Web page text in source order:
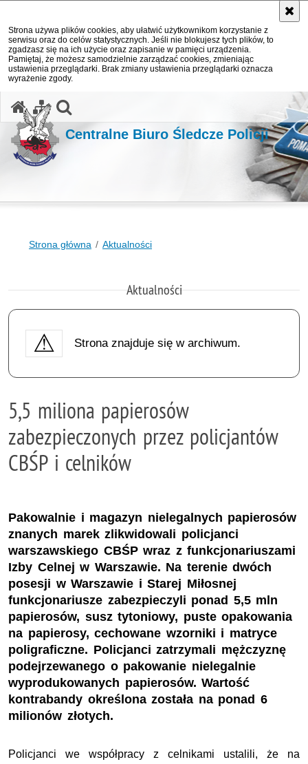
Strona używa plików cookies, aby ułatwić użytkownikom korzystanie z
serwisu oraz do celów statystycznych. Jeśli nie blokujesz tych plików, to
zgadzasz się na ich użycie oraz zapisanie w pamięci urządzenia.
Pamiętaj, że możesz samodzielnie zarządzać cookies, zmieniając
ustawienia przeglądarki. Brak zmiany ustawienia przeglądarki oznacza
wyrażenie zgody.
Centralne Biuro Śledcze Policji
Strona główna Aktualności
Aktualności
Strona znajduje się w archiwum.
5,5 miliona papierosów
zabezpieczonych przez policjantów
CBŚP i celników
Pakowalnie i magazyn nielegalnych papierosów
znanych marek zlikwidowali policjanci
warszawskiego CBŚP wraz z funkcjonariuszami
Izby Celnej w Warszawie. Na terenie dwóch
posesji w Warszawie i Starej Miłosnej
funkcjonariusze zabezpieczyli ponad 5,5 mln
papierosów, susz tytoniowy, puste opakowania
na papierosy, cechowane wzorniki i matryce
poligraficzne. Policjanci zatrzymali mężczyznę
podejrzewanego o pakowanie nielegalnie
wyprodukowanych papierosów. Wartość
kontrabandy określona została na ponad 6
milionów złotych.
Policjanci we współpracy z celnikami ustalili, że na